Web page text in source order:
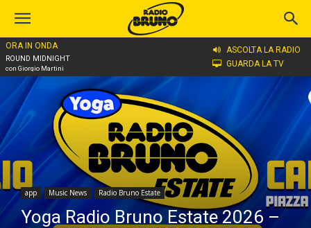
ORA IN ONDA
ROUND MIDNIGHT
con Giorgio Martini
ASCOLTA LA RADIO
GUARDA LA TV
Home
app Music News Radio Bruno Estate
Yoga Radio Bruno Estate 2026 –